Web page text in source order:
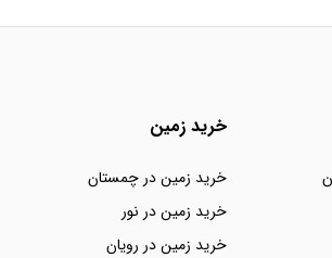
خرید زمین
خرید زمین در چمستان
خرید زمین در نور
خرید زمین در رویان